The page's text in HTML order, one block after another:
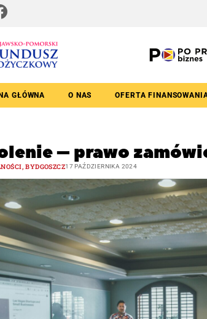
GŁÓWNA O NAS OFERTA
– prawo
,BYDGOSZCZ17 PAŹDZIERNIKA 2024